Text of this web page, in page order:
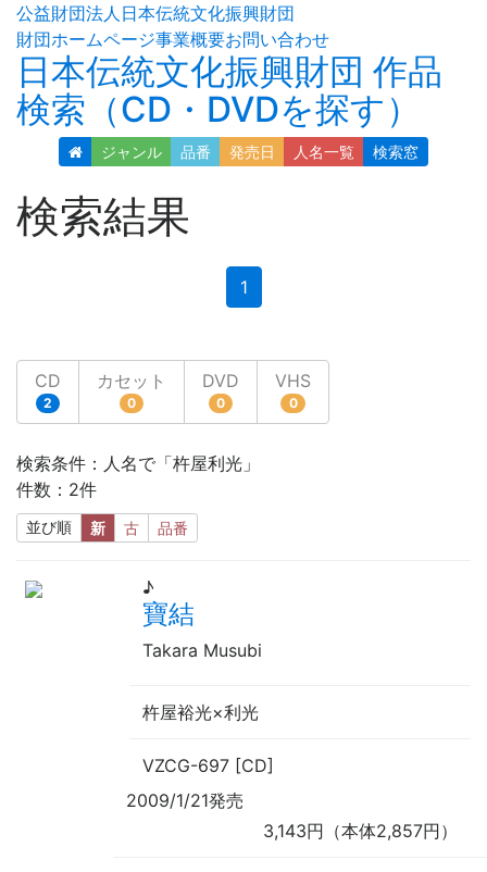
公益財団法人日本伝統文化振興財団
財団ホームページ事業概要お問い合わせ
日本伝統文化振興財団 作品
検索（CD・DVDを探す）
ジャンル 品番 発売日 人名一覧 検索窓
検索結果
1(current)
CD
2
カセット
0
DVD
0
VHS
0
検索条件：人名で「杵屋利光」
件数：2件
並び順 新 古 品番
♪
寶結
Takara Musubi
杵屋裕光×利光
VZCG-697 [CD]
2009/1/21発売
3,143円（本体2,857円）